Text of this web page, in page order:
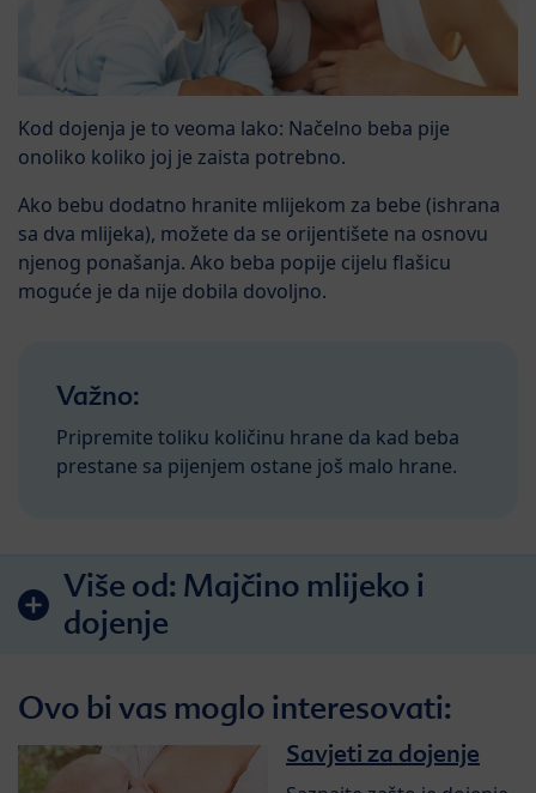
Kod dojenja je to veoma lako: Načelno beba pije
onoliko koliko joj je zaista potrebno.
Ako bebu dodatno hranite mlijekom za bebe (ishrana
sa dva mlijeka), možete da se orijentišete na osnovu
njenog ponašanja. Ako beba popije cijelu flašicu
moguće je da nije dobila dovoljno.
Važno:
Pripremite toliku količinu hrane da kad beba
prestane sa pijenjem ostane još malo hrane.
Više od: Majčino mlijeko i
dojenje
Ovo bi vas moglo interesovati:
Savjeti za dojenje